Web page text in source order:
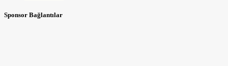
Sponsor Bağlantılar